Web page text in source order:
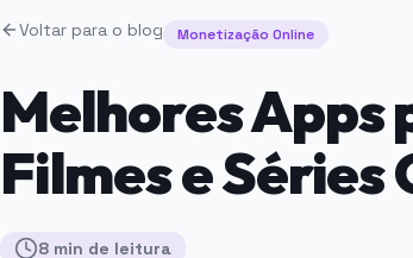
Voltar para o blog Monetização Online
Melhores Apps
Filmes e Séries
8 min de leitura